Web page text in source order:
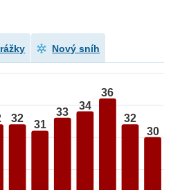
Nový sníh
32
31
33
34
36
32
30